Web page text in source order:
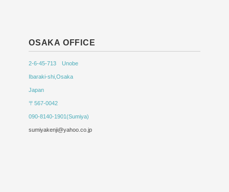
OSAKA OFFICE
2-6-45-713 Unobe
Ibaraki-shi,Osaka
Japan
〒567-0042
090-8140-1901(Sumiya)
sumiyakenji@yahoo.co.jp